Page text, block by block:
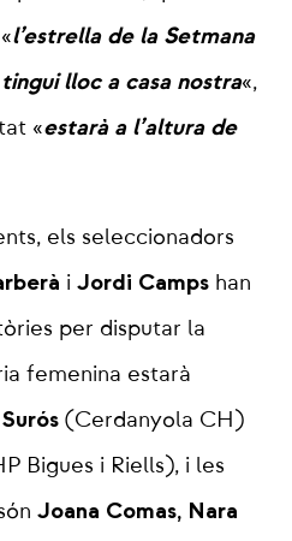
l’estrella de la Setmana
lloc a casa nostra«,
«estarà a l’altura de
els seleccionadors
i Jordi Camps han
per disputar la
femenina estarà
(Cerdanyola CH)
Bigues i Riells), i les
Joana Comas, Nara